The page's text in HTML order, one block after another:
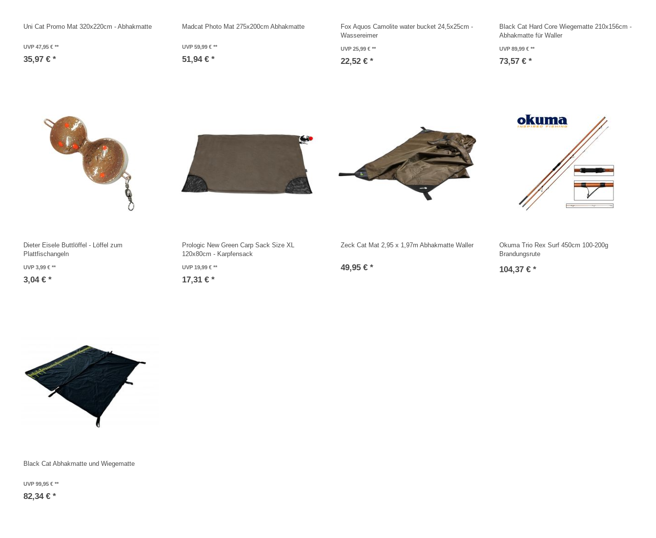
Uni Cat Promo Mat 320x220cm - Abhakmatte
UVP 47,95 €
35,97 € *
Madcat Photo Mat 275x200cm Abhakmatte
UVP 59,99 €
51,94 € *
Fox Aquos Camolite water bucket 24,5x25cm -
Wassereimer
UVP 25,99 €
22,52 € *
Black Cat Hard Core Wiegematte 210x156cm -
Abhakmatte für Waller
UVP 89,99 €
73,57 € *
Dieter Eisele Buttlöffel - Löffel zum
Plattfischangeln
UVP 3,99 €
3,04 € *
Prologic New Green Carp Sack Size XL
120x80cm - Karpfensack
UVP 19,99 €
17,31 € *
Zeck Cat Mat 2,95 x 1,97m Abhakmatte Waller
49,95 € *
Okuma Trio Rex Surf 450cm 100-200g
Brandungsrute
104,37 € *
Black Cat Abhakmatte und Wiegematte
UVP 99,95 €
82,34 € *